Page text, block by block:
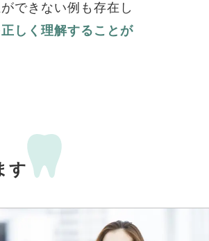
できない例も存在し
しく理解することが
す